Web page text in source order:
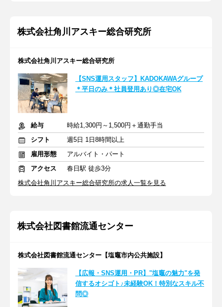
株式会社角川アスキー総合研究所
株式会社角川アスキー総合研究所
【SNS運用スタッフ】KADOKAWAグループ
＊平日のみ＊社員登用あり◎在宅OK
給与
時給1,300円～1,500円＋通勤手当
シフト
週5日 1日8時間以上
雇用形態
アルバイト・パート
アクセス
春日駅 徒歩3分
株式会社角川アスキー総合研究所の求人一覧を見る
株式会社図書館流通センター
株式会社図書館流通センター【塩竈市内公共施設】
【広報・SNS運用・PR】"塩竈の魅力"を発
信するオシゴト♪未経験OK！特別なスキル不
問◎